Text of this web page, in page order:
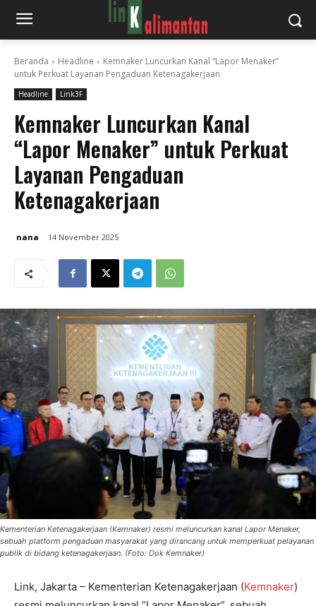
Beranda Headline
Kemnaker Luncurkan Kanal “Lapor Menaker”
untuk Perkuat Layanan Pengaduan Ketenagakerjaan
Headline Link3F
Kemnaker Luncurkan Kanal
“Lapor Menaker” untuk Perkuat
Layanan Pengaduan
Ketenagakerjaan
nana 14 November 2025
Kementerian Ketenagakerjaan (Kemnaker) resmi meluncurkan kanal Lapor Menaker,
sebuah platform pengaduan masyarakat yang dirancang untuk memperkuat pelayanan
publik di bidang ketenagakerjaan. (Foto: Dok Kemnaker)
Link, Jakarta – Kementerian Ketenagakerjaan (Kemnaker)